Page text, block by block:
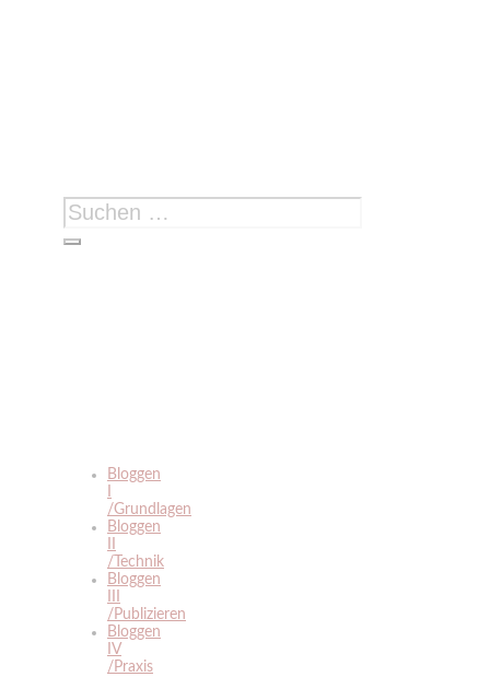
Suchen
nach:
Bloggen
/Grundlagen
Bloggen
/Technik
Bloggen
/Publizieren
Bloggen
IV
/Praxis